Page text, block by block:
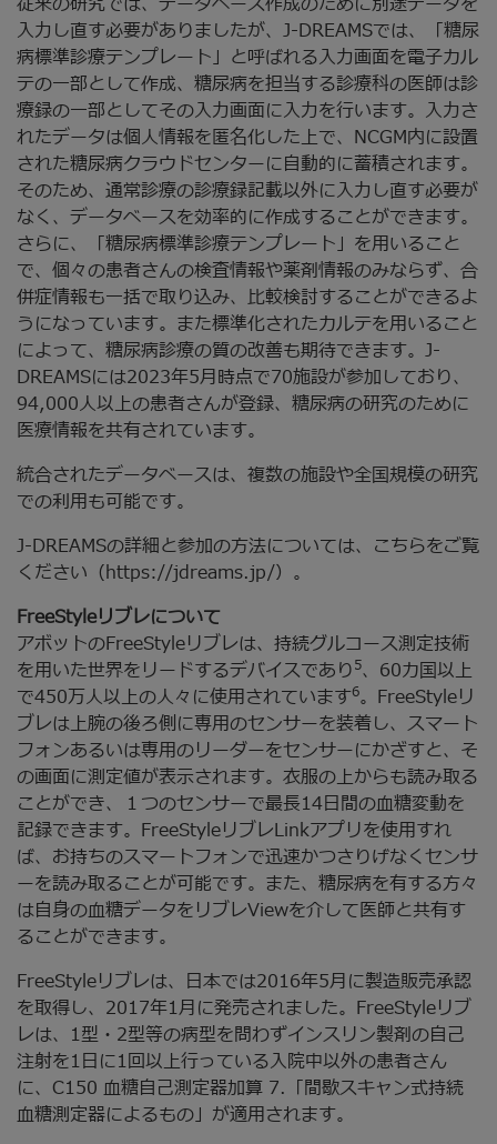
入力し直す必要がありましたが、J-DREAMSでは、「糖尿
病標準診療テンプレート」と呼ばれる入力画面を電子カル
テの一部として作成、糖尿病を担当する診療科の医師は診
療録の一部としてその入力画面に入力を行います。入力さ
れたデータは個人情報を匿名化した上で、NCGM内に設置
された糖尿病クラウドセンターに自動的に蓄積されます。
そのため、通常診療の診療録記載以外に入力し直す必要が
なく、データベースを効率的に作成することができます。
さらに、「糖尿病標準診療テンプレート」を用いること
で、個々の患者さんの検査情報や薬剤情報のみならず、合
併症情報も一括で取り込み、比較検討することができるよ
うになっています。また標準化されたカルテを用いること
によって、糖尿病診療の質の改善も期待できます。J-
DREAMSには2023年5月時点で70施設が参加しており、
94,000人以上の患者さんが登録、糖尿病の研究のために
医療情報を共有されています。
統合されたデータベースは、複数の施設や全国規模の研究
での利用も可能です。
J-DREAMSの詳細と参加の方法については、こちらをご覧
ください（https://jdreams.jp/）。
FreeStyleリブレについて
アボットのFreeStyleリブレは、持続グルコース測定技術
を用いた世界をリードするデバイスであり5、60カ国以上
で450万人以上の人々に使用されています6。FreeStyleリ
ブレは上腕の後ろ側に専用のセンサーを装着し、スマート
フォンあるいは専用のリーダーをセンサーにかざすと、そ
の画面に測定値が表示されます。衣服の上からも読み取る
ことができ、１つのセンサーで最長14日間の血糖変動を
記録できます。FreeStyleリブレLinkアプリを使用すれ
ば、お持ちのスマートフォンで迅速かつさりげなくセンサ
ーを読み取ることが可能です。また、糖尿病を有する方々
は自身の血糖データをリブレViewを介して医師と共有す
ることができます。
FreeStyleリブレは、日本では2016年5月に製造販売承認
を取得し、2017年1月に発売されました。FreeStyleリブ
レは、1型・2型等の病型を問わずインスリン製剤の自己
注射を1日に1回以上行っている入院中以外の患者さん
に、C150 血糖自己測定器加算 7.「間歇スキャン式持続
血糖測定器によるもの」が適用されます。